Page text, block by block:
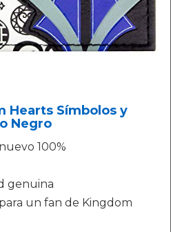
Hearts Símbolos y
Negro
100%
genuina
un fan de Kingdom